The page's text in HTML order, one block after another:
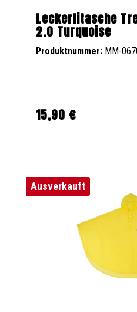
Leckerlitasche
2.0 Turquoise
Produktnummer: MM-
Regulärer Preis:
15,90 €
Ausverkauft